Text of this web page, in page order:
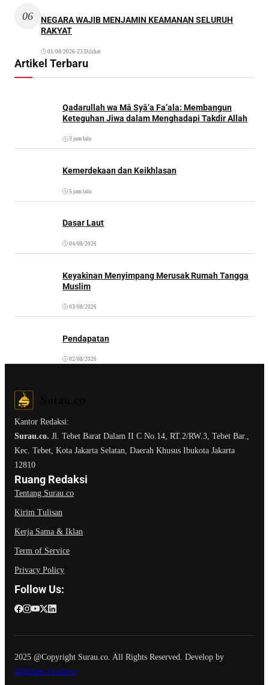
06
NEGARA WAJIB MENJAMIN KEAMANAN SELURUH
RAKYAT
01/08/2026•23 Dilihat
Artikel Terbaru
Qadarullah wa Mā Syā’a Fa’ala: Membangun
Keteguhan Jiwa dalam Menghadapi Takdir Allah
3 jam lalu
Kemerdekaan dan Keikhlasan
5 jam lalu
Dasar Laut
04/08/2026
Keyakinan Menyimpang Merusak Rumah Tangga
Muslim
03/08/2026
Pendapatan
02/08/2026
Kantor Redaksi:
Surau.co. Jl. Tebet Barat Dalam II C No.14, RT.2/RW.3, Tebet Bar.,
Kec. Tebet, Kota Jakarta Selatan, Daerah Khusus Ibukota Jakarta
12810
Ruang Redaksi
Tentang Surau.co
Kirim Tulisan
Kerja Sama & Iklan
Term of Service
Privacy Policy
Follow Us:
2025 @Copyright Surau.co. All Rights Reserved. Develop by
Digilines Creative